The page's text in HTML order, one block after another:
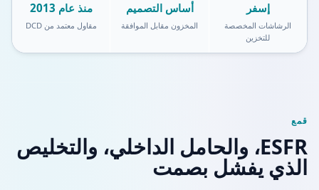
إسفر
الرشاشات المخصصة
للتخزين
أساس التصميم
المخزون مقابل الموافقة
منذ عام 2013
مقاول معتمد من DCD
قمع
ESFR، والحامل الداخلي، والتخليص
الذي يفشل بصمت